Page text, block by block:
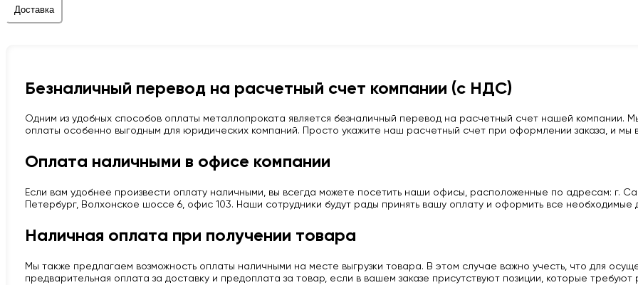
Доставка
Безналичный перевод на расчетный счет компании (с НДС)
Одним из удобных способов оплаты металлопроката является безналичный перевод на расчетный счет нашей компании.
оплаты особенно выгодным для юридических компаний. Просто укажите наш расчетный счет при оформлении заказа, и мы
Оплата наличными в офисе компании
Если вам удобнее произвести оплату наличными, вы всегда можете посетить наши офисы, расположенные по адресам: г.
Петербург, Волхонское шоссе 6, офис 103. Наши сотрудники будут рады принять вашу оплату и оформить все необходимые
Наличная оплата при получении товара
Мы также предлагаем возможность оплаты наличными на месте выгрузки товара. В этом случае важно учесть, что для
предварительная оплата за доставку и предоплата за товар, если в вашем заказе присутствуют позиции, которые